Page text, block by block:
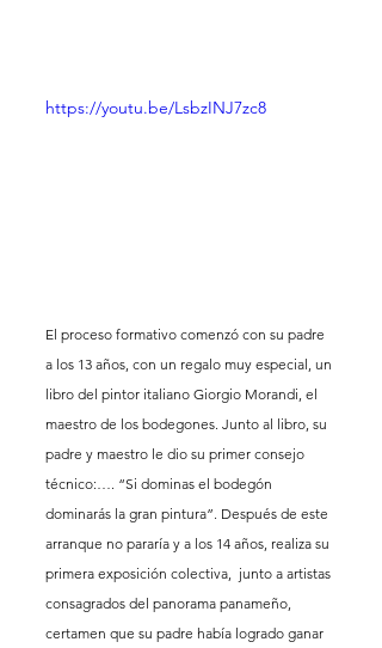
https://youtu.be/LsbzINJ7zc8
El proceso formativo comenzó con su padre
a los 13 años, con un regalo muy especial, un
libro del pintor italiano Giorgio Morandi, el
maestro de los bodegones. Junto al libro, su
padre y maestro le dio su primer consejo
técnico:…. “Si dominas el bodegón
dominarás la gran pintura”. Después de este
arranque no pararía y a los 14 años, realiza su
primera exposición colectiva,  junto a artistas
consagrados del panorama panameño,
certamen que su padre había logrado ganar